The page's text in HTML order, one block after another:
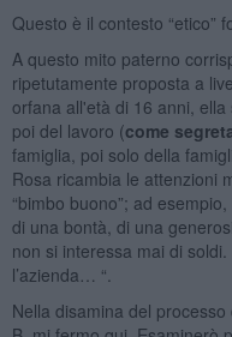
Questo è il contesto “etico”
A questo mito paterno
ripetutamente proposta a
orfana all'età di 16 anni,
poi del lavoro (come
famiglia, poi solo della
Rosa ricambia le attenzioni
“bimbo buono”; ad
di una bontà, di una
non si interessa mai di
l’azienda… “.
Nella disamina del